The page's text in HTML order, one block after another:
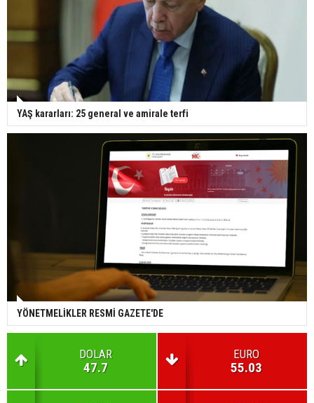
YAŞ kararları: 25 general ve amirale terfi
YÖNETMELİKLER RESMİ GAZETE'DE
DOLAR
47.7
EURO
55.03